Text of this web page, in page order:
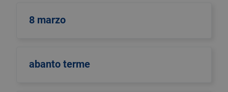
8 marzo
abanto terme